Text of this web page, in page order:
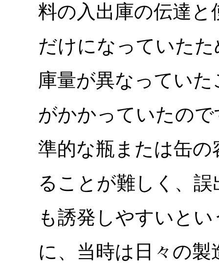
料の入出庫の伝達と
だけになっていた
庫量が異なってい
がかかっていたの
準的な瓶または缶
ることが難しく、
も誘発しやすいと
に、当時は日々の